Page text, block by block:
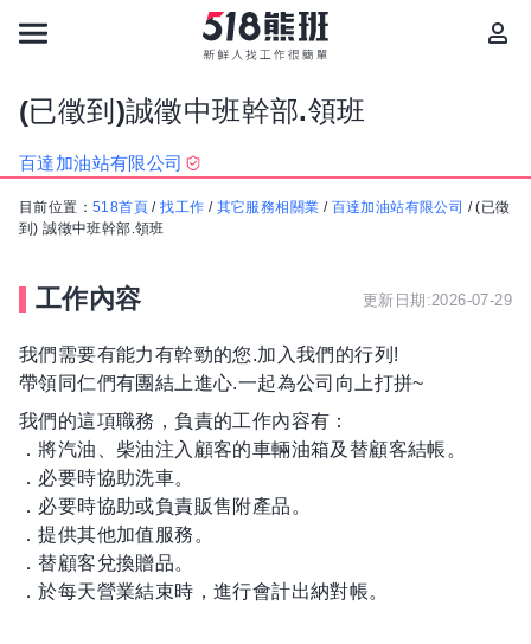
(已徵到)誠徵中班幹部.領班
百達加油站有限公司
目前位置： 518首頁 /找工作 / 其它服務相關業 / 百達加油站有限公司 /(已徵
到) 誠徵中班幹部.領班
工作內容 更新日期:2026-07-29
我們需要有能力有幹勁的您.加入我們的行列!
帶領同仁們有團結上進心.一起為公司向上打拼~
我們的這項職務，負責的工作內容有：
．將汽油、柴油注入顧客的車輛油箱及替顧客結帳。
．必要時協助洗車。
．必要時協助或負責販售附產品。
．提供其他加值服務。
．替顧客兌換贈品。
．於每天營業結束時，進行會計出納對帳。